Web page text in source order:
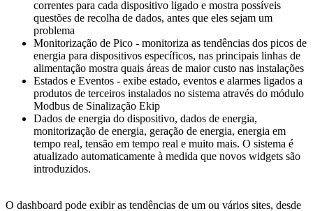
correntes para cada dispositivo ligado e mostra possíveis
questões de recolha de dados, antes que eles sejam um
problema
Monitorização de Pico - monitoriza as tendências dos picos de
energia para dispositivos específicos, nas principais linhas de
alimentação mostra quais áreas de maior custo nas instalações
Estados e Eventos - exibe estado, eventos e alarmes ligados a
produtos de terceiros instalados no sistema através do módulo
Modbus de Sinalização Ekip
Dados de energia do dispositivo, dados de energia,
monitorização de energia, geração de energia, energia em
tempo real, tensão em tempo real e muito mais. O sistema é
atualizado automaticamente à medida que novos widgets são
introduzidos.
O dashboard pode exibir as tendências de um ou vários sites, desde